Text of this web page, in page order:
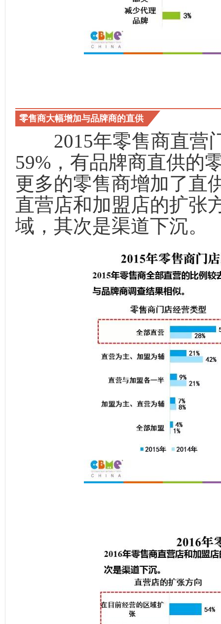
零售商大幅增加与品牌商的直供
2015年零售商直营门
59%，有品牌商直供的
更多的零售商增加了直
直营店和加盟店的扩张
域，其次是渠道下沉。